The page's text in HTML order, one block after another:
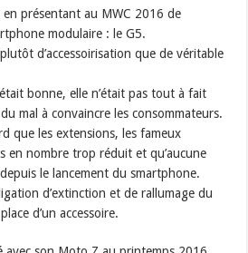
présentant au MWC 2016 de
modulaire : le G5.
d’accessoirisation que de véritable
bonne, elle n’était pas tout à fait
mal à convaincre les consommateurs.
que les extensions, les fameux
en nombre trop réduit et qu’aucune
le lancement du smartphone.
d’extinction et de rallumage du
d’un accessoire.